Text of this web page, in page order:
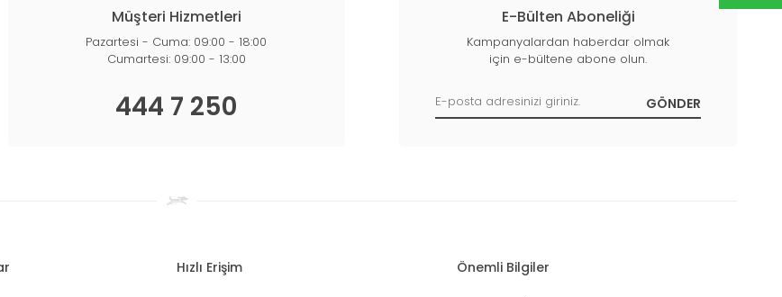
Müşteri Hizmetleri
Pazartesi - Cuma: 09:00 - 18:00
Cumartesi: 09:00 - 13:00
444 7 250
E-Bülten Aboneliği
Kampanyalardan haberdar olmak
için e-bültene abone olun.
Hızlı Erişim Önemli Bilgiler